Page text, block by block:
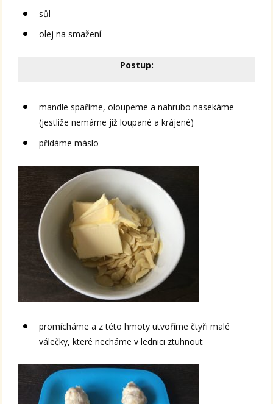
sůl
olej na smažení
Postup:
mandle spaříme, oloupeme a nahrubo nasekáme
(jestliže nemáme již loupané a krájené)
přidáme máslo
promícháme a z této hmoty utvoříme čtyři malé
válečky, které necháme v lednici ztuhnout